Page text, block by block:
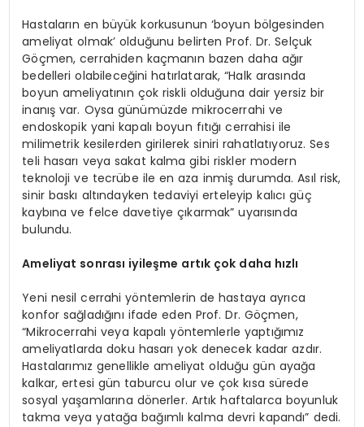
Hastaların en büyük korkusunun ‘boyun bölgesinden
ameliyat olmak’ olduğunu belirten Prof. Dr. Selçuk
Göçmen, cerrahiden kaçmanın bazen daha ağır
bedelleri olabileceğini hatırlatarak, “Halk arasında
boyun ameliyatının çok riskli olduğuna dair yersiz bir
inanış var. Oysa günümüzde mikrocerrahi ve
endoskopik yani kapalı boyun fıtığı cerrahisi ile
milimetrik kesilerden girilerek siniri rahatlatıyoruz. Ses
teli hasarı veya sakat kalma gibi riskler modern
teknoloji ve tecrübe ile en aza inmiş durumda. Asıl risk,
sinir baskı altındayken tedaviyi erteleyip kalıcı güç
kaybına ve felce davetiye çıkarmak” uyarısında
bulundu.
Ameliyat sonrası iyileşme artık çok daha hızlı
Yeni nesil cerrahi yöntemlerin de hastaya ayrıca
konfor sağladığını ifade eden Prof. Dr. Göçmen,
“Mikrocerrahi veya kapalı yöntemlerle yaptığımız
ameliyatlarda doku hasarı yok denecek kadar azdır.
Hastalarımız genellikle ameliyat olduğu gün ayağa
kalkar, ertesi gün taburcu olur ve çok kısa sürede
sosyal yaşamlarına dönerler. Artık haftalarca boyunluk
takma veya yatağa bağımlı kalma devri kapandı” dedi.